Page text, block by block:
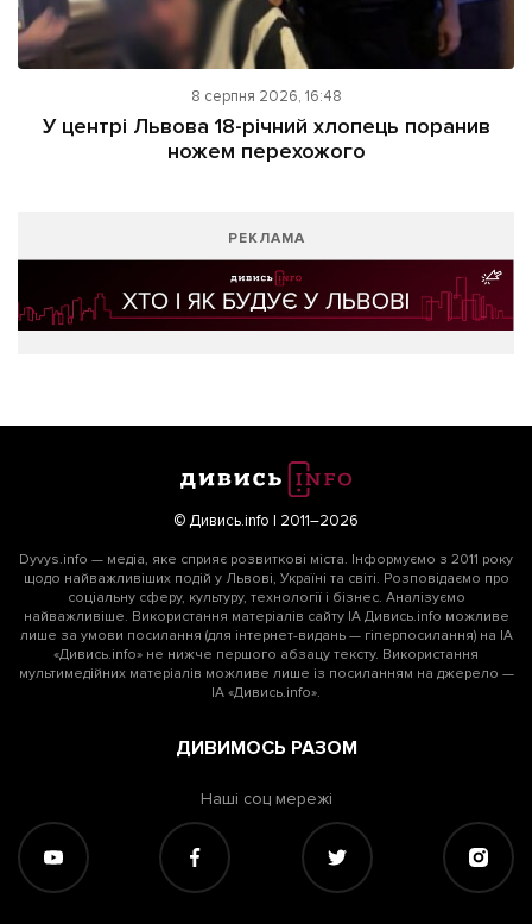
8 серпня 2026, 16:48
У центрі Львова 18-річний хлопець поранив
ножем перехожого
РЕКЛАМА
© Дивись.info | 2011–2026
Dyvys.info — медіа, яке сприяє розвиткові міста. Інформуємо з 2011 року
щодо найважливіших подій у Львові, Україні та світі. Розповідаємо про
соціальну сферу, культуру, технології і бізнес. Аналізуємо
найважливіше. Використання матеріалів сайту ІА Дивись.info можливе
лише за умови посилання (для інтернет-видань — гіперпосилання) на ІА
«Дивись.info» не нижче першого абзацу тексту. Використання
мультимедійних матеріалів можливе лише із посиланням на джерело —
ІА «Дивись.info».
ДИВИМОСЬ РАЗОМ
Наші соц мережі